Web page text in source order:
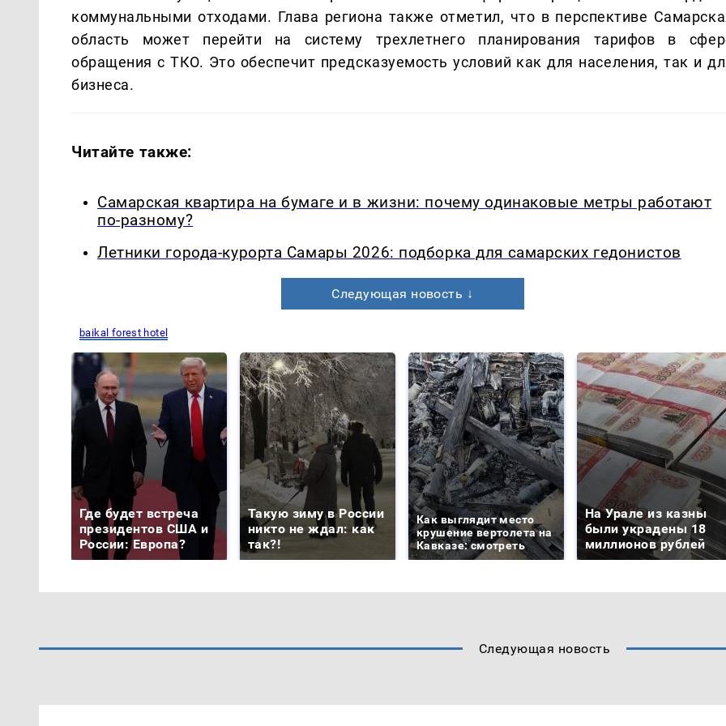
коммунальными отходами. Глава региона также отметил, что в перспективе
область может перейти на систему трехлетнего планирования тарифов в
обращения с ТКО. Это обеспечит предсказуемость условий как для населения, так и
бизнеса.
Читайте также:
Самарская квартира на бумаге и в жизни: почему одинаковые метры работают
по-разному?
Летники города-курорта Самары 2026: подборка для самарских гедонистов
Следующая новость ↓
baikal forest hotel
Где будет встреча
президентов США и
России: Европа?
Такую зиму в России
никто не ждал: как
так?!
Как выглядит место
крушение вертолета на
Кавказе: смотреть
На Урале из казны
были украдены 18
миллионов рублей
Следующая новость